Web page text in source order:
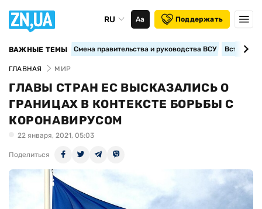
RU Аа Поддержать
ВАЖНЫЕ ТЕМЫ Смена правительства и руководства ВСУ
ГЛАВНАЯ МИР
ГЛАВЫ СТРАН ЕС ВЫСКАЗАЛИСЬ О
ГРАНИЦАХ В КОНТЕКСТЕ БОРЬБЫ С
КОРОНАВИРУСОМ
22 января, 2021, 05:03
Поделиться